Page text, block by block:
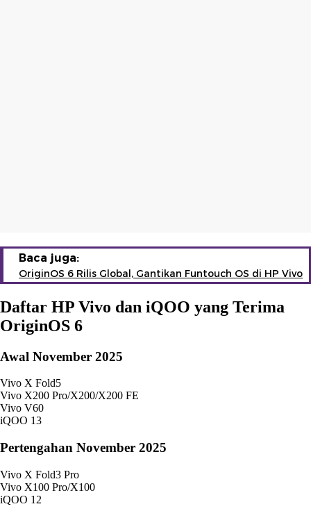
Baca juga:
OriginOS 6 Rilis Global, Gantikan Funtouch OS di HP Vivo
Daftar HP Vivo dan iQOO yang Terima
OriginOS 6
Awal November 2025
Vivo X Fold5
Vivo X200 Pro/X200/X200 FE
Vivo V60
iQOO 13
Pertengahan November 2025
Vivo X Fold3 Pro
Vivo X100 Pro/X100
iQOO 12